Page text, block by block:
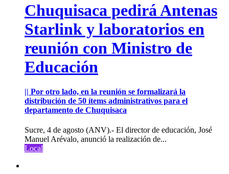
Chuquisaca pedirá Antenas
Starlink y laboratorios en
reunión con Ministro de
Educación
|| Por otro lado, en la reunión se formalizará la
distribución de 50 ítems administrativos para el
departamento de Chuquisaca
Sucre, 4 de agosto (ANV).- El director de educación, José
Manuel Arévalo, anunció la realización de...
Local